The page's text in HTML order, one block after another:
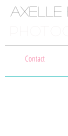
Axelle
Contact